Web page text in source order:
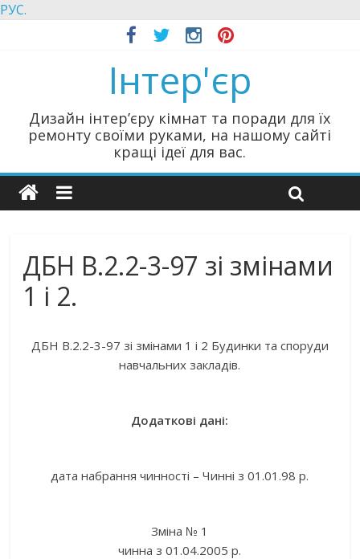
РУС.
Інтер'єр
Дизайн інтер’єру кімнат та поради для їх
ремонту своїми руками, на нашому сайті
кращі ідеї для вас.
ДБН В.2.2-3-97 зі змінами
1 і 2.
ДБН В.2.2-3-97 зі змінами 1 і 2 Будинки та споруди
навчальних закладів.
Додаткові дані:
дата набрання чинності – Чинні з 01.01.98 р.
Зміна № 1
чинна з 01.04.2005 р.